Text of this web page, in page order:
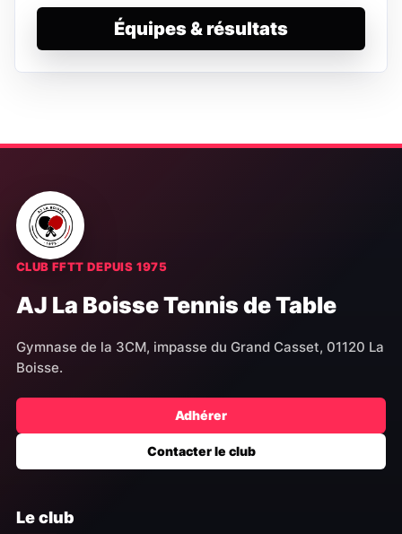
Équipes & résultats
CLUB FFTT DEPUIS 1975
AJ La Boisse Tennis de Table
Gymnase de la 3CM, impasse du Grand Casset, 01120 La
Boisse.
Adhérer
Contacter le club
Le club